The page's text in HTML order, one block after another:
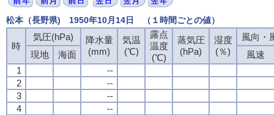
松本（長野県) 1950年10月14日 （１時間ごとの値）
時
気圧(hPa)
降水量
(mm)
気温
(℃)
露点
温度
(℃)
蒸気圧
(hPa)
湿度
(％)
風向・
現地
海面
風速
1
--
2
--
3
--
4
--